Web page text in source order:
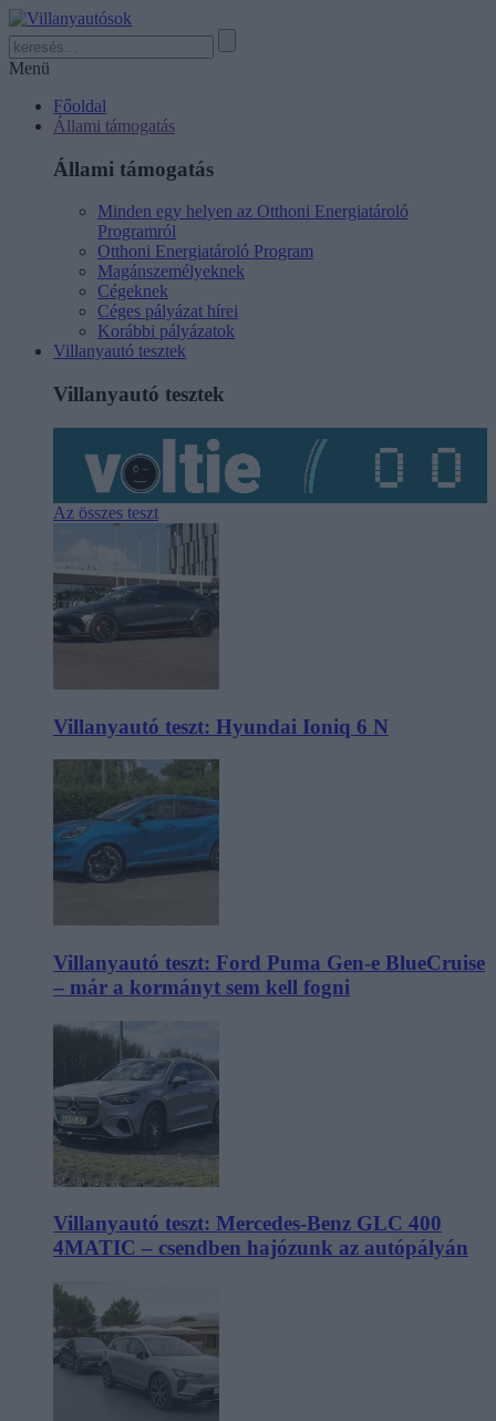
Menü
Főoldal
Állami támogatás
Állami támogatás
Minden egy helyen az Otthoni Energiatároló
Programról
Otthoni Energiatároló Program
Magánszemélyeknek
Cégeknek
Céges pályázat hírei
Korábbi pályázatok
Villanyautó tesztek
Villanyautó tesztek
Az összes teszt
Villanyautó teszt: Hyundai Ioniq 6 N
Villanyautó teszt: Ford Puma Gen-e BlueCruise
– már a kormányt sem kell fogni
Villanyautó teszt: Mercedes-Benz GLC 400
4MATIC – csendben hajózunk az autópályán